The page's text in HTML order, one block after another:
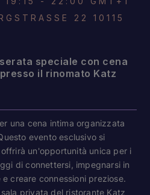
22 10115 B
speciale con cena
il rinomato Katz
una cena intima organizzata
evento esclusivo si
un'opportunità unica per i
di connettersi, impegnarsi in
creare connessioni preziose.
privata del ristorante Katz